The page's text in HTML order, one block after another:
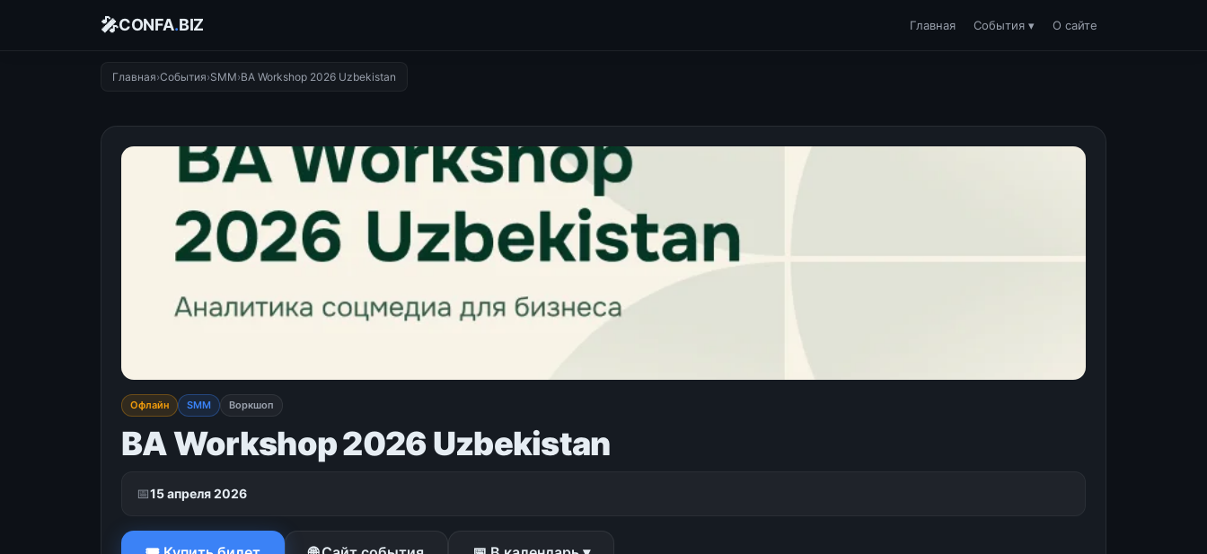
🎤CONFA.BIZ Главная События ▾ О сайте
Главная›События›SMM›BA Workshop 2026 Uzbekistan
Офлайн SMM Воркшоп
BA Workshop 2026 Uzbekistan
📅15 апреля 2026